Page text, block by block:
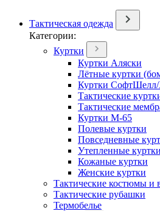
Тактическая одежда
Категории:
Куртки
Куртки Аляски
Лётные куртки
Куртки
Тактические
Тактические
Куртки М-65
Полевые куртки
Повседневные
Утепленные куртки
Кожаные куртки
Женские куртки
Тактические костюмы и
Тактические рубашки
Термобелье